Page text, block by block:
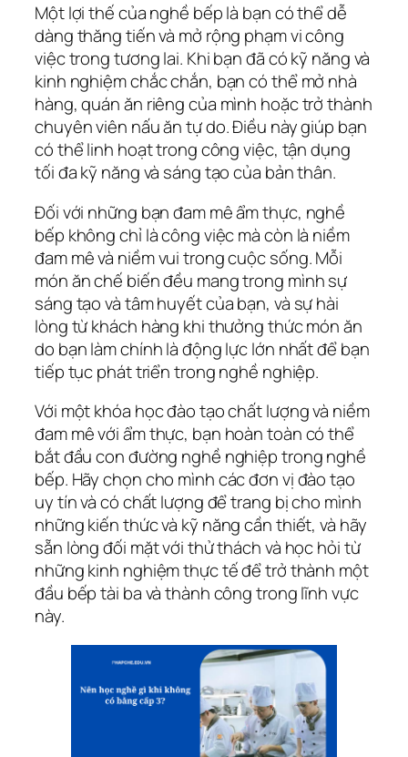
Một lợi thế của nghề bếp là bạn có thể dễ
dàng thăng tiến và mở rộng phạm vi công
việc trong tương lai. Khi bạn đã có kỹ năng và
kinh nghiệm chắc chắn, bạn có thể mở nhà
hàng, quán ăn riêng của mình hoặc trở thành
chuyên viên nấu ăn tự do. Điều này giúp bạn
có thể linh hoạt trong công việc, tận dụng
tối đa kỹ năng và sáng tạo của bản thân.
Đối với những bạn đam mê ẩm thực, nghề
bếp không chỉ là công việc mà còn là niềm
đam mê và niềm vui trong cuộc sống. Mỗi
món ăn chế biến đều mang trong mình sự
sáng tạo và tâm huyết của bạn, và sự hài
lòng từ khách hàng khi thưởng thức món ăn
do bạn làm chính là động lực lớn nhất để bạn
tiếp tục phát triển trong nghề nghiệp.
Với một khóa học đào tạo chất lượng và niềm
đam mê với ẩm thực, bạn hoàn toàn có thể
bắt đầu con đường nghề nghiệp trong nghề
bếp. Hãy chọn cho mình các đơn vị đào tạo
uy tín và có chất lượng để trang bị cho mình
những kiến thức và kỹ năng cần thiết, và hãy
sẵn lòng đối mặt với thử thách và học hỏi từ
những kinh nghiệm thực tế để trở thành một
đầu bếp tài ba và thành công trong lĩnh vực
này.